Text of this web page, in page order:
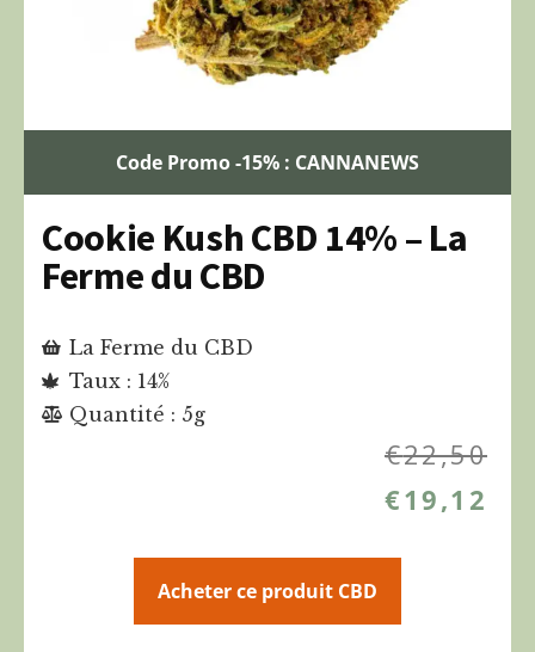
Code Promo -15% : CANNANEWS
Cookie Kush CBD 14% – La
Ferme du CBD
La Ferme du CBD
Taux : 14%
Quantité : 5g
€22,50
€19,12
Acheter ce produit CBD